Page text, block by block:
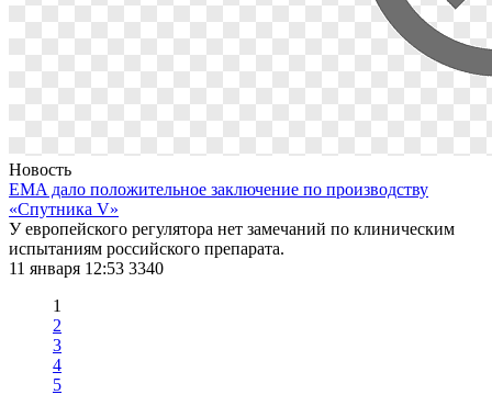
Новость
EMA дало положительное заключение по производству
«Спутника V»
У европейского регулятора нет замечаний по клиническим
испытаниям российского препарата.
11 января 12:53 3340
1
2
3
4
5